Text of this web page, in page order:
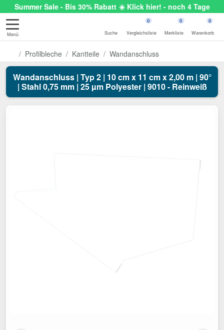
Summer Sale - Bis 30% Rabatt ☀️ Klick hier! - noch 4 Tage
Menü Suche
0
Vergleichsliste
0
Merkliste
0
Warenkorb
Profilbleche Kantteile Wandanschluss
Wandanschluss | Typ 2 | 10 cm x 11 cm x 2,00 m | 90°
| Stahl 0,75 mm | 25 µm Polyester | 9010 - Reinweiß